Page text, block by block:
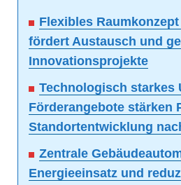
Flexibles
fördert Austausch und
Innovationsprojekte
Technologisch starkes
Förderangebote stärken
Standortentwicklung
Zentrale
Energieeinsatz und